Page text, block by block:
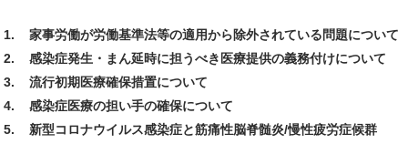
1. 家事労働が労働基準法等の適用から除外されている問題について
2. 感染症発生・まん延時に担うべき医療提供の義務付けについて
3. 流行初期医療確保措置について
4. 感染症医療の担い手の確保について
5. 新型コロナウイルス感染症と筋痛性脳脊髄炎/慢性疲労症候群